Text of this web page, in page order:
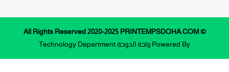
© All Rights Reserved 2020-2025 PRINTEMPSDOHA.COM
Powered By واحة الدوحة